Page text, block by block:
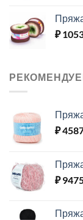
₽
₽
₽